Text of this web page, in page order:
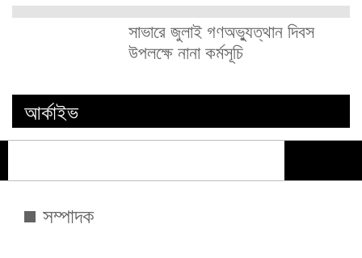
সাভারে জুলাই গণঅভ্যুত্থান দিবস
উপলক্ষে নানা কর্মসূচি
আর্কাইভ
সম্পাদক